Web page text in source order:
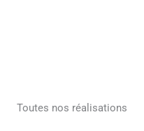
Toutes nos réalisations